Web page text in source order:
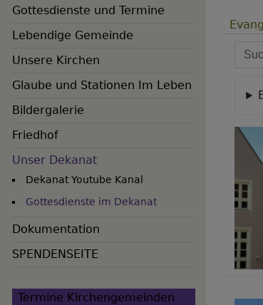
Hauptnavigation
Gottesdienste und Termine
Lebendige Gemeinde
Unsere Kirchen
Glaube und Stationen Im Leben
Bildergalerie
Friedhof
Unser Dekanat
Dekanat Youtube Kanal
Gottesdienste im Dekanat
Dokumentation
SPENDENSEITE
Termine Kirchengemeinden